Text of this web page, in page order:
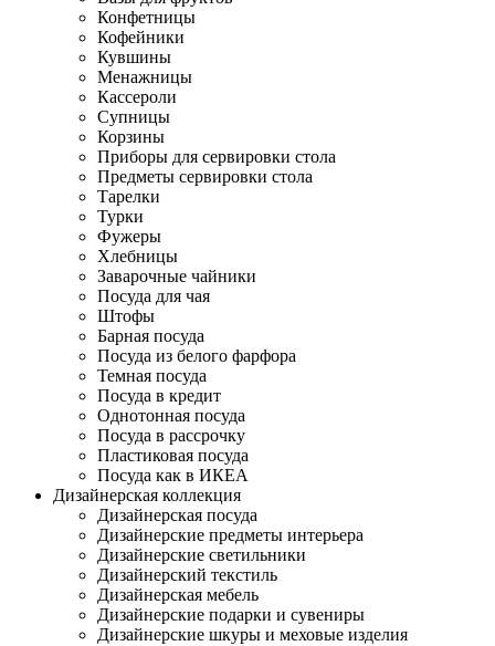
Конфетницы
Кофейники
Кувшины
Менажницы
Кассероли
Супницы
Корзины
Приборы для сервировки стола
Предметы сервировки стола
Тарелки
Турки
Фужеры
Хлебницы
Заварочные чайники
Посуда для чая
Штофы
Барная посуда
Посуда из белого фарфора
Темная посуда
Посуда в кредит
Однотонная посуда
Посуда в рассрочку
Пластиковая посуда
Посуда как в ИКЕА
Дизайнерская коллекция
Дизайнерская посуда
Дизайнерские предметы интерьера
Дизайнерские светильники
Дизайнерский текстиль
Дизайнерская мебель
Дизайнерские подарки и сувениры
Дизайнерские шкуры и меховые изделия